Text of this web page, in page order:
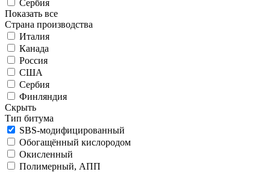
Сербия
Показать все
Страна производства
Италия
Канада
Россия
США
Сербия
Финляндия
Скрыть
Тип битума
SBS-модифицированный
Обогащённый кислородом
Окисленный
Полимерный, АПП